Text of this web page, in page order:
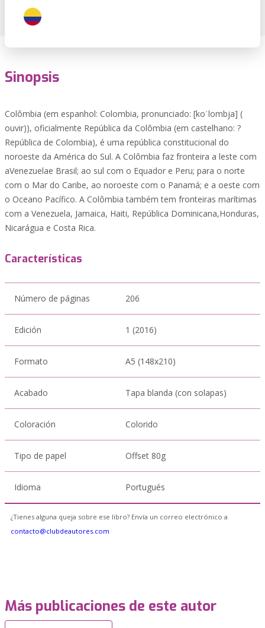
Sinopsis
Colômbia (em espanhol: Colombia, pronunciado: [koˈlombja] (
ouvir)), oficialmente República da Colômbia (em castelhano: ?
República de Colombia), é uma república constitucional do
noroeste da América do Sul. A Colômbia faz fronteira a leste com
aVenezuelae Brasil; ao sul com o Equador e Peru; para o norte
com o Mar do Caribe, ao noroeste com o Panamá; e a oeste com
o Oceano Pacífico. A Colômbia também tem fronteiras marítimas
com a Venezuela, Jamaica, Haiti, República Dominicana,Honduras,
Nicarágua e Costa Rica.
Características
Número de páginas 206
Edición 1 (2016)
Formato A5 (148x210)
Acabado Tapa blanda (con solapas)
Coloración Colorido
Tipo de papel Offset 80g
Idioma Portugués
¿Tienes alguna queja sobre ese libro? Envía un correo electrónico a
contacto@clubdeautores.com
Más publicaciones de este autor